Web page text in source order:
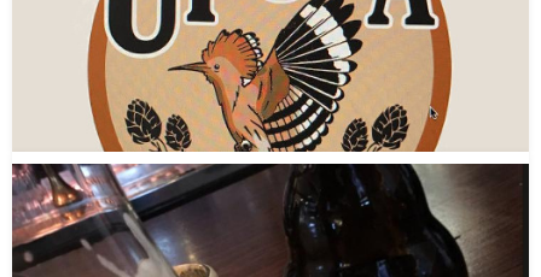
Brouwerij N'Halleur
Arnhem
Gelderland (NED)
Gestopt in2021